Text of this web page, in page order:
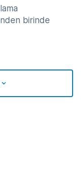
birinde